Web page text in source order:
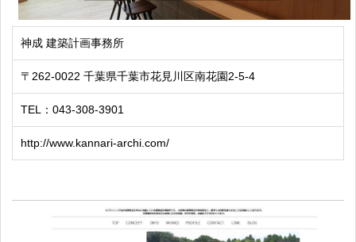
神成 建築計画事務所
〒262-0022 千葉県千葉市花見川区南花園2-5-4
TEL：043-308-3901
http://www.kannari-archi.com/